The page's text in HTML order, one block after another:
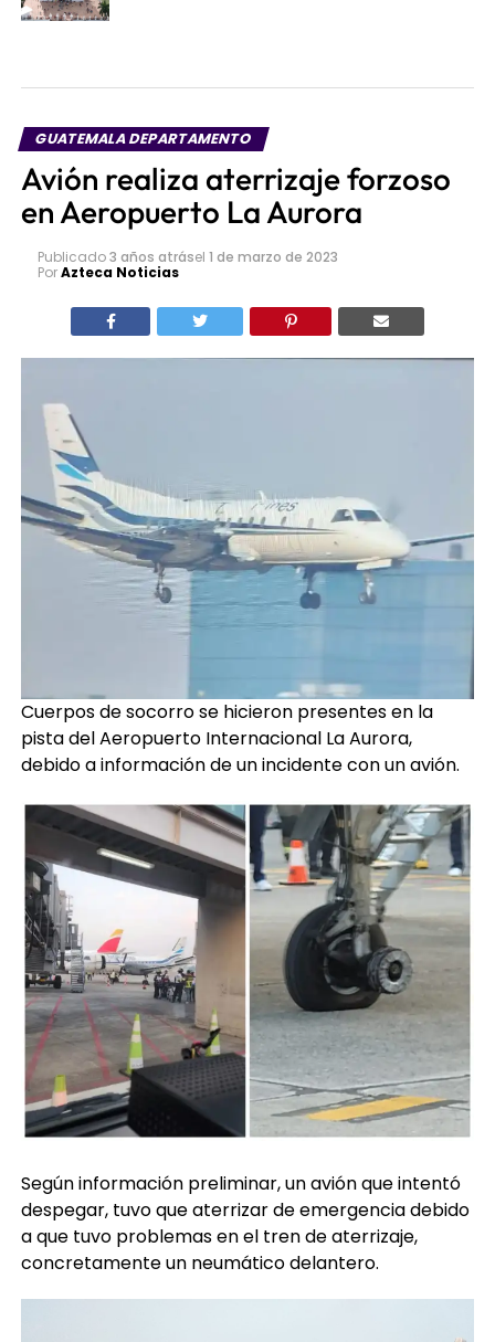
GUATEMALA DEPARTAMENTO
Avión realiza aterrizaje forzoso
en Aeropuerto La Aurora
Publicado3 años atrásel 1 de marzo de 2023
PorAzteca Noticias
Cuerpos de socorro se hicieron presentes en la
pista del Aeropuerto Internacional La Aurora,
debido a información de un incidente con un avión.
Según información preliminar, un avión que intentó
despegar, tuvo que aterrizar de emergencia debido
a que tuvo problemas en el tren de aterrizaje,
concretamente un neumático delantero.